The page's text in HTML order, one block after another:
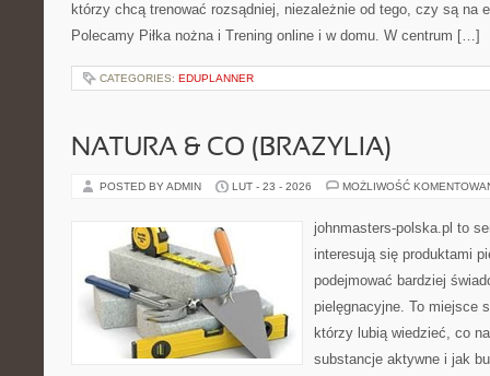
którzy chcą trenować rozsądniej, niezależnie od tego, czy są na
Polecamy Piłka nożna i Trening online i w domu. W centrum […]
CATEGORIES: EDUPLANNER
NATURA & CO (BRAZYLIA)
POSTED BY ADMIN LUT - 23 - 2026 MOŻLIWOŚĆ
johnmasters-polska.pl to
interesują się produktami
podejmować bardziej
pielęgnacyjne. To miejsce
którzy lubią wiedzieć, co
substancje aktywne i jak